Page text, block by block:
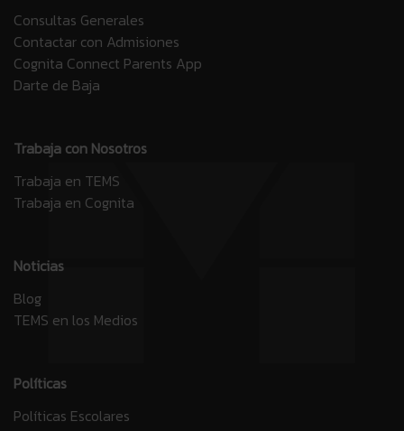
Consultas Generales
Contactar con Admisiones
Cognita Connect Parents App
Darte de Baja
Trabaja con Nosotros
Trabaja en TEMS
Trabaja en Cognita
Noticias
Blog
TEMS en los Medios
Políticas
Políticas Escolares